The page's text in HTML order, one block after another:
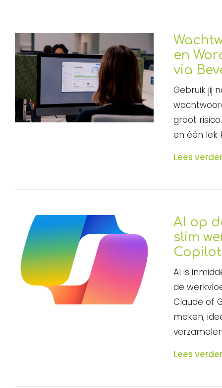
en
via
Gebruik jij
groot
en één lek
Lees verder
AI op
slim
AI is
de
Claude of
maken,
Lees verder